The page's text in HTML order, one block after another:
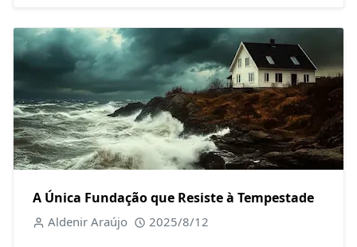
A Única Fundação que Resiste à Tempestade
Aldenir Araújo 2025/8/12